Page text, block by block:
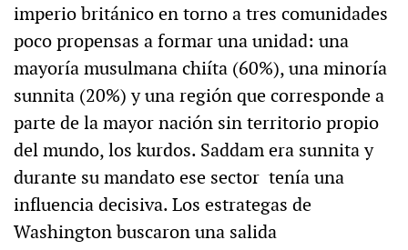
imperio británico en torno a tres comunidades
poco propensas a formar una unidad: una
mayoría musulmana chiíta (60%), una minoría
sunnita (20%) y una región que corresponde a
parte de la mayor nación sin territorio propio
del mundo, los kurdos. Saddam era sunnita y
durante su mandato ese sector tenía una
influencia decisiva. Los estrategas de
Washington buscaron una salida